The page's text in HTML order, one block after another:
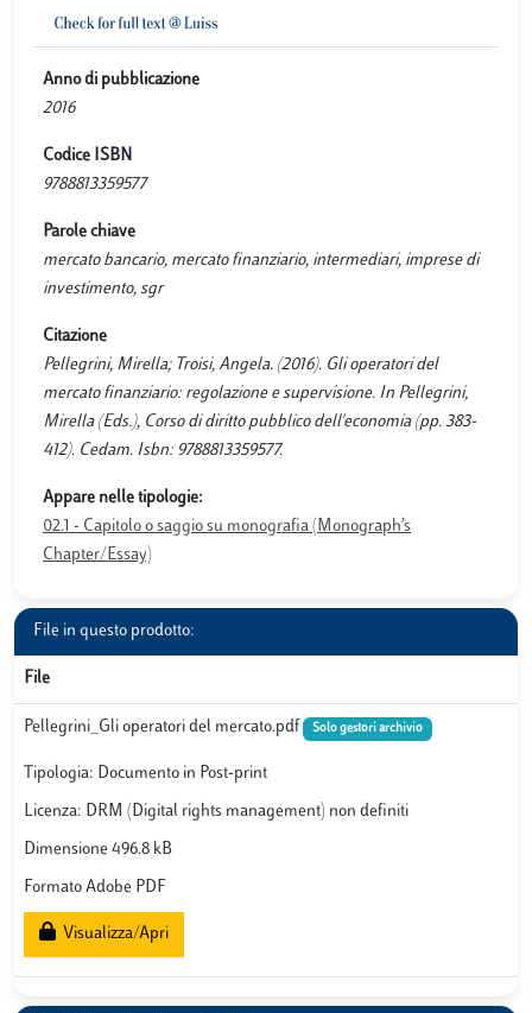
Anno di pubblicazione
2016
Codice ISBN
9788813359577
Parole chiave
mercato bancario, mercato finanziario, intermediari, imprese di
investimento, sgr
Citazione
Pellegrini, Mirella; Troisi, Angela. (2016). Gli operatori del
mercato finanziario: regolazione e supervisione. In Pellegrini,
Mirella (Eds.), Corso di diritto pubblico dell'economia (pp. 383-
412). Cedam. Isbn: 9788813359577.
Appare nelle tipologie:
02.1 - Capitolo o saggio su monografia (Monograph’s
Chapter/Essay)
File in questo prodotto:
File
Pellegrini_Gli operatori del mercato.pdf Solo gestori archivio
Tipologia: Documento in Post-print
Licenza: DRM (Digital rights management) non definiti
Dimensione 496.8 kB
Formato Adobe PDF
Visualizza/Apri